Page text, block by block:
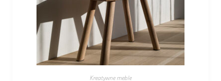
Kreatywne meble